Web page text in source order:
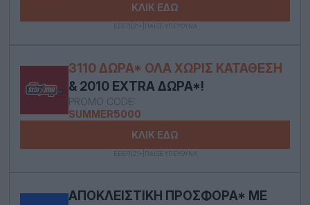
ΕΕΕΠ|21+|ΠΑΙΞΕ ΥΠΕΥΘΥΝΑ
ΚΛΙΚ ΕΔΩ
3110 ΔΏΡΑ* ΟΛΑ ΧΩΡΊΣ ΚΑΤΆΘΕΣΗ
& 2010 EXTRA ΔΏΡΑ*!
PROMO CODE:
SUMMER5000
ΕΕΕΠ|21+|ΠΑΙΞΕ ΥΠΕΥΘΥΝΑ
ΚΛΙΚ ΕΔΩ
ΑΠΟΚΛΕΙΣΤΙΚΉ ΠΡΟΣΦΟΡΆ* ΜΕ